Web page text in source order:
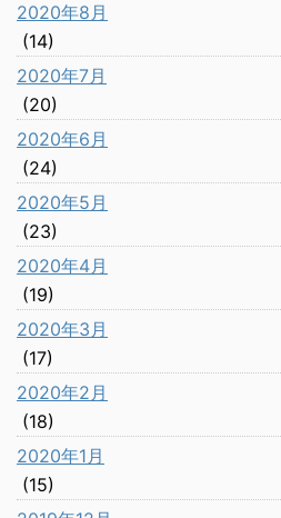
2020年8月
(14)
2020年7月
(20)
2020年6月
(24)
2020年5月
(23)
2020年4月
(19)
2020年3月
(17)
2020年2月
(18)
2020年1月
(15)